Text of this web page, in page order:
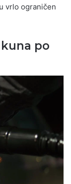
vrlo ograničen
po